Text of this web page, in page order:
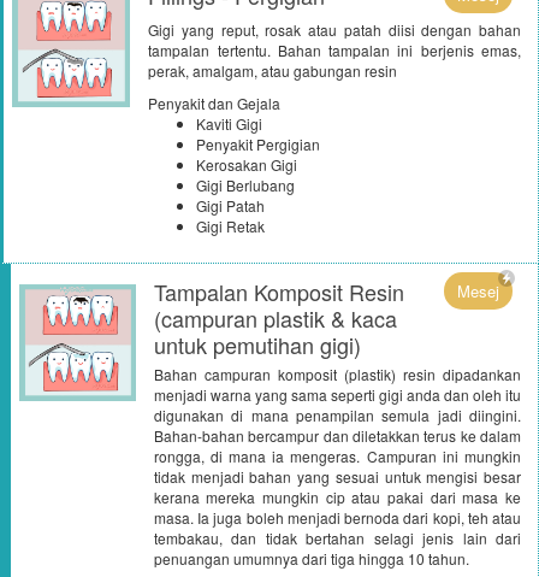
Gigi yang reput, rosak atau patah diisi dengan bahan
tampalan tertentu. Bahan tampalan ini berjenis emas,
perak, amalgam, atau gabungan resin
Penyakit dan Gejala
Kaviti Gigi
Penyakit Pergigian
Kerosakan Gigi
Gigi Berlubang
Gigi Patah
Gigi Retak
Tampalan Komposit Resin
(campuran plastik & kaca
untuk pemutihan gigi)
Mesej
Bahan campuran komposit (plastik) resin dipadankan
menjadi warna yang sama seperti gigi anda dan oleh itu
digunakan di mana penampilan semula jadi diingini.
Bahan-bahan bercampur dan diletakkan terus ke dalam
rongga, di mana ia mengeras. Campuran ini mungkin
tidak menjadi bahan yang sesuai untuk mengisi besar
kerana mereka mungkin cip atau pakai dari masa ke
masa. Ia juga boleh menjadi bernoda dari kopi, teh atau
tembakau, dan tidak bertahan selagi jenis lain dari
penuangan umumnya dari tiga hingga 10 tahun.